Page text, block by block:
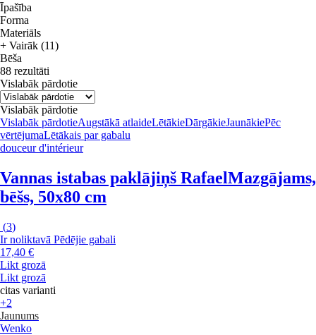
Īpašība
Forma
Materiāls
+ Vairāk (11)
Bēša
88 rezultāti
Vislabāk pārdotie
Vislabāk pārdotie
Vislabāk pārdotieAugstākā atlaideLētākieDārgākieJaunākiePēc
vērtējumaLētākais par gabalu
douceur d'intérieur
Vannas istabas paklājiņš RafaelMazgājams,
bēšs, 50x80 cm
(3)
Ir noliktavā Pēdējie gabali
17,40 €
Likt grozā
Likt grozā
citas varianti
+2
Jaunums
Wenko